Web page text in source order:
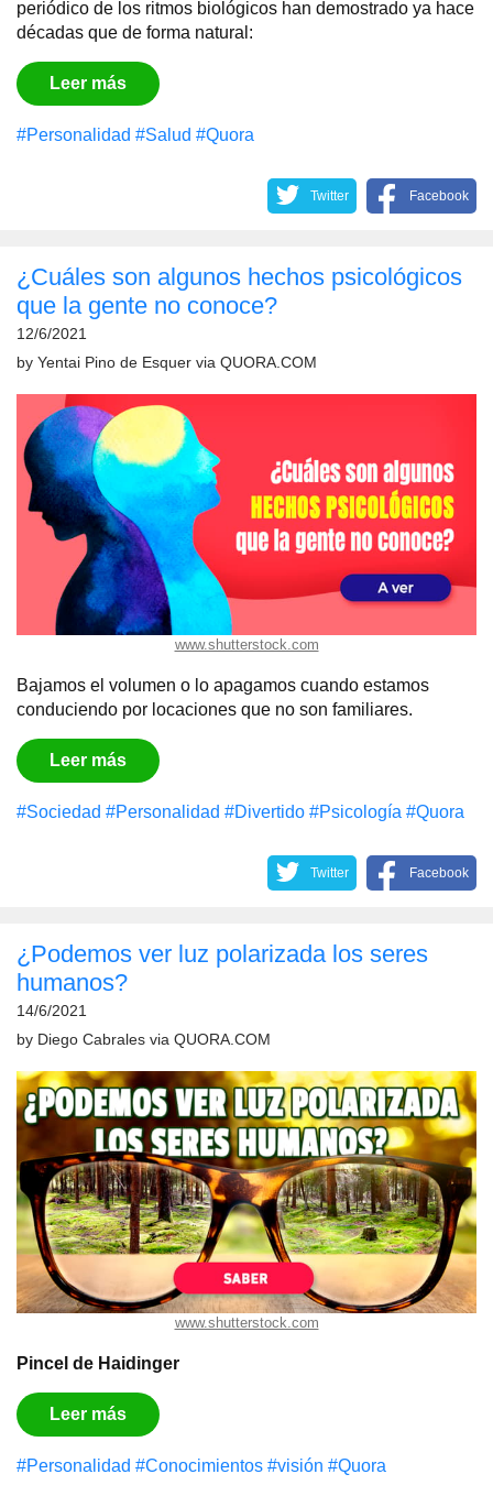
periódico de los ritmos biológicos han demostrado ya hace
décadas que de forma natural:
Leer más
#Personalidad #Salud #Quora
Twitter Facebook
¿Cuáles son algunos hechos psicológicos
que la gente no conoce?
12/6/2021
by Yentai Pino de Esquer via QUORA.COM
www.shutterstock.com
Bajamos el volumen o lo apagamos cuando estamos
conduciendo por locaciones que no son familiares.
Leer más
#Sociedad #Personalidad #Divertido #Psicología #Quora
Twitter Facebook
¿Podemos ver luz polarizada los seres
humanos?
14/6/2021
by Diego Cabrales via QUORA.COM
www.shutterstock.com
Pincel de Haidinger
Leer más
#Personalidad #Conocimientos #visión #Quora